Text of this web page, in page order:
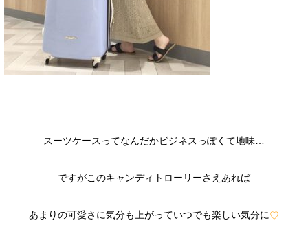
スーツケースってなんだかビジネスっぽくて地味…
ですがこのキャンディトローリーさえあれば
あまりの可愛さに気分も上がっていつでも楽しい気分に♡